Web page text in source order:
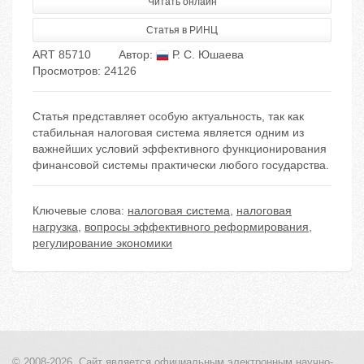
Статья в РИНЦ
ART 85710 Автор:
Р. С. Юшаева
Просмотров: 24126
Статья представляет особую актуальность, так как
стабильная налоговая система является одним из
важнейших условий эффективного функционирования
финансовой системы практически любого государства.
Ключевые слова: налоговая система, налоговая
нагрузка, вопросы эффективного реформирования,
регулирование экономики